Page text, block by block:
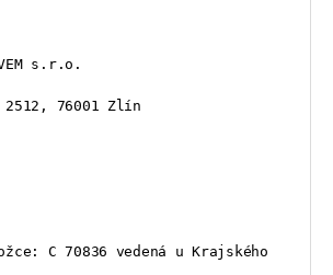
s.r.o.
2512, 76001 Zlín
C 70836 vedená u Krajského